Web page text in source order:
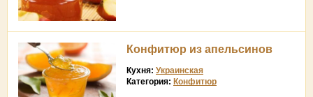
Конфитюр из апельсинов
Кухня: Украинская
Категория: Конфитюр